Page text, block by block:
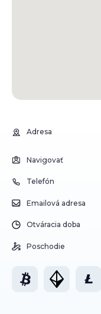
Adresa
Navigovať
Telefón
Emailová adresa
Otváracia doba
Poschodie